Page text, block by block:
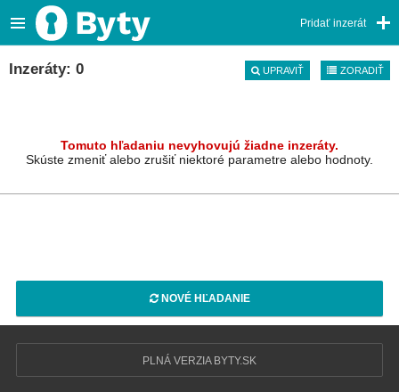
Pridať inzerát
Inzeráty: 0 UPRAVIŤ ZORADIŤ
Tomuto hľadaniu nevyhovujú žiadne inzeráty.
Skúste zmeniť alebo zrušiť niektoré parametre alebo hodnoty.
NOVÉ HĽADANIE
PLNÁ VERZIA BYTY.SK